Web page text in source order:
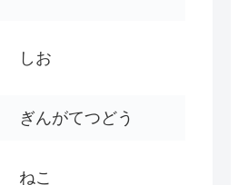
しお
ぎんがてつどう
ねこ